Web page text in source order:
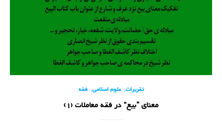
تقریرات,علوم اسلامی, فقه
معنای “بیع” در فقه معاملات (1)